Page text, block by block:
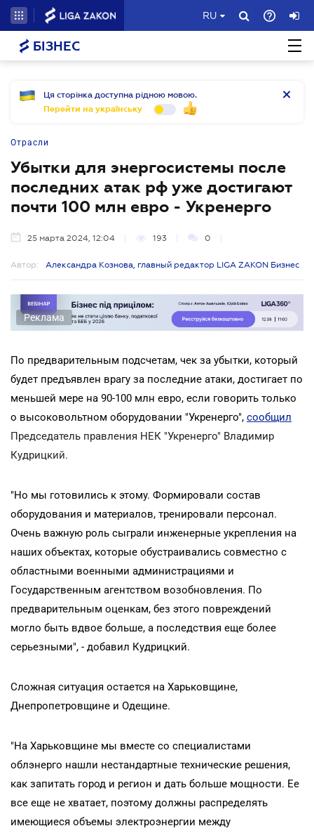
RU
БІЗНЕС
Ця сторінка доступна рідною мовою.
Перейти на українську
Отрасли
Убытки для энергосистемы после
последних атак рф уже достигают
почти 100 млн евро - Укренерго
25 марта 2024, 12:04 193 0
Автор: Александра Кознова, главный редактор LIGA ZAKON Бизнес
Реклама
По предварительным подсчетам, чек за убытки, который
будет предъявлен врагу за последние атаки, достигает по
меньшей мере на 90-100 млн евро, если говорить только
о высоковольтном оборудовании "Укренерго", сообщил
Председатель правления НЕК "Укренерго" Владимир
Кудрицкий.
"Но мы готовились к этому. Формировали состав
оборудования и материалов, тренировали персонал.
Очень важную роль сыграли инженерные укрепления на
наших объектах, которые обустраивались совместно с
областными военными администрациями и
Государственным агентством возобновления. По
предварительным оценкам, без этого повреждений
могло быть вдвое больше, а последствия еще более
серьезными", - добавил Кудрицкий.
Сложная ситуация остается на Харьковщине,
Днепропетровщине и Одещине.
"На Харьковщине мы вместе со специалистами
облэнерго нашли нестандартные технические решения,
как запитать город и регион и дать больше мощности. Ее
все еще не хватает, поэтому должны распределять
имеющиеся объемы электроэнергии между